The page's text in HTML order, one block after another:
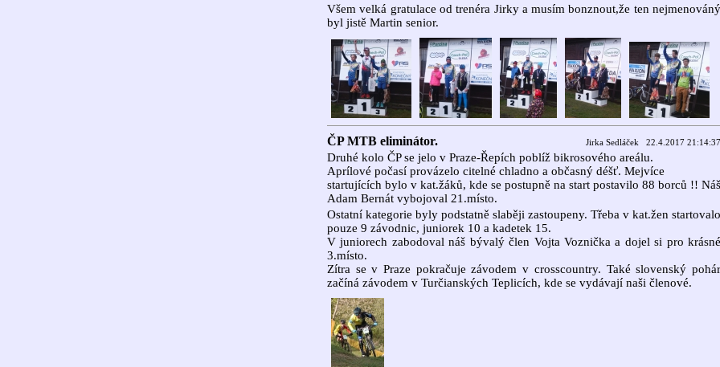
Všem velká gratulace od trenéra Jirky a musím bonznout,že ten nejmenováný
byl jistě Martin senior.
ČP MTB eliminátor. Jirka Sedláček 22.4.2017 21:14:37
Druhé kolo ČP se jelo v Praze-Řepích poblíž bikrosového areálu.
Aprílové počasí provázelo citelné chladno a občasný déšť. Mejvíce
startujících bylo v kat.žáků, kde se postupně na start postavilo 88 borců !! Náš
Adam Bernát vybojoval 21.místo.
Ostatní kategorie byly podstatně slaběji zastoupeny. Třeba v kat.žen startovalo
pouze 9 závodnic, juniorek 10 a kadetek 15.
V juniorech zabodoval náš bývalý člen Vojta Voznička a dojel si pro krásné
3.místo.
Zítra se v Praze pokračuje závodem v crosscountry. Také slovenský pohár
začíná závodem v Turčianských Teplicích, kde se vydávají naši členové.